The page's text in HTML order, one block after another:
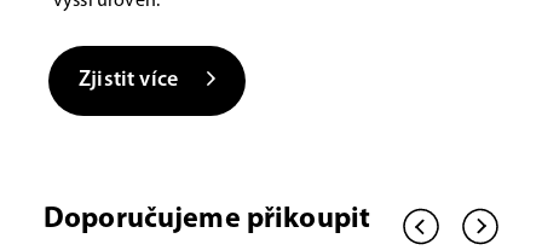
Zjistit více
Doporučujeme přikoupit